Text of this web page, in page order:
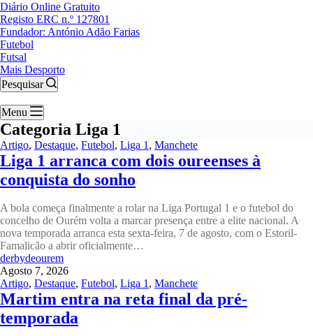
Diário Online Gratuito
Registo ERC n.º 127801
Fundador: António Adão Farias
Futebol
Futsal
Mais Desporto
Pesquisar
Menu
Categoria Liga 1
Artigo, Destaque, Futebol, Liga 1 , Manchete
Liga 1 arranca com dois oureenses à
conquista do sonho
A bola começa finalmente a rolar na Liga Portugal 1 e o futebol do
concelho de Ourém volta a marcar presença entre a elite nacional. A
nova temporada arranca esta sexta-feira, 7 de agosto, com o Estoril-
Famalicão a abrir oficialmente…
derbydeourem
Agosto 7, 2026
Artigo, Destaque, Futebol, Liga 1 , Manchete
Martim entra na reta final da pré-
temporada